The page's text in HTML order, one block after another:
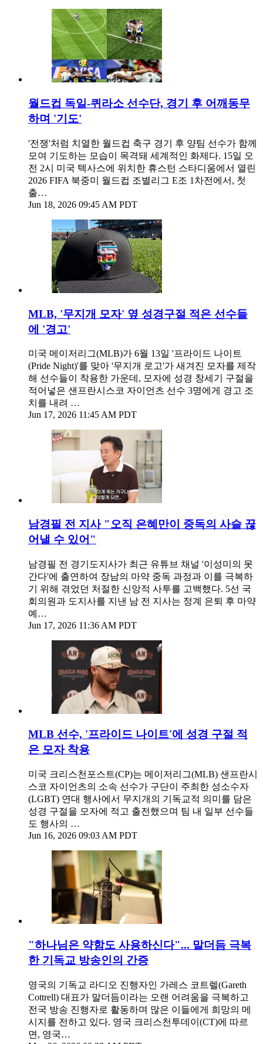
월드컵 독일-퀴라소 선수단, 경기 후 어깨동무
하며 '기도'
'전쟁'처럼 치열한 월드컵 축구 경기 후 양팀 선수가 함께
모여 기도하는 모습이 목격돼 세계적인 화제다. 15일 오
전 2시 미국 텍사스에 위치한 휴스턴 스타디움에서 열린
2026 FIFA 북중미 월드컵 조별리그 E조 1차전에서, 첫
출…
Jun 18, 2026 09:45 AM PDT
MLB, '무지개 모자' 옆 성경구절 적은 선수들
에 '경고'
미국 메이저리그(MLB)가 6월 13일 '프라이드 나이트
(Pride Night)'를 맞아 '무지개 로고'가 새겨진 모자를 제작
해 선수들이 착용한 가운데, 모자에 성경 창세기 구절을
적어넣은 샌프란시스코 자이언츠 선수 3명에게 경고 조
치를 내려 …
Jun 17, 2026 11:45 AM PDT
남경필 전 지사 "오직 은혜만이 중독의 사슬 끊
어낼 수 있어"
남경필 전 경기도지사가 최근 유튜브 채널 '이성미의 못
간다'에 출연하여 장남의 마약 중독 과정과 이를 극복하
기 위해 겪었던 처절한 신앙적 사투를 고백했다. 5선 국
회의원과 도지사를 지낸 남 전 지사는 정계 은퇴 후 마약
예…
Jun 17, 2026 11:36 AM PDT
MLB 선수, '프라이드 나이트'에 성경 구절 적
은 모자 착용
미국 크리스천포스트(CP)는 메이저리그(MLB) 샌프란시
스코 자이언츠의 소속 선수가 구단이 주최한 성소수자
(LGBT) 연대 행사에서 무지개의 기독교적 의미를 담은
성경 구절을 모자에 적고 출전했으며 팀 내 일부 선수들
도 행사의 …
Jun 16, 2026 09:03 AM PDT
"하나님은 약함도 사용하신다"... 말더듬 극복
한 기독교 방송인의 간증
영국의 기독교 라디오 진행자인 가레스 코트렐(Gareth
Cottrell) 대표가 말더듬이라는 오랜 어려움을 극복하고
전국 방송 진행자로 활동하며 많은 이들에게 희망의 메
시지를 전하고 있다. 영국 크리스천투데이(CT)에 따르
면, 영국…